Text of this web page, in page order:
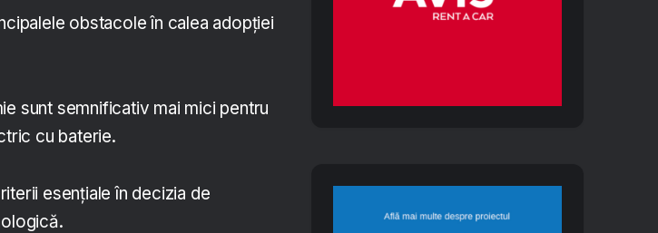
obstacole în calea adopției
sunt semnificativ mai mici pentru
cu baterie.
esențiale în decizia de